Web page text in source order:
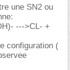
une SN2 ou
--->CL- +
configuration (